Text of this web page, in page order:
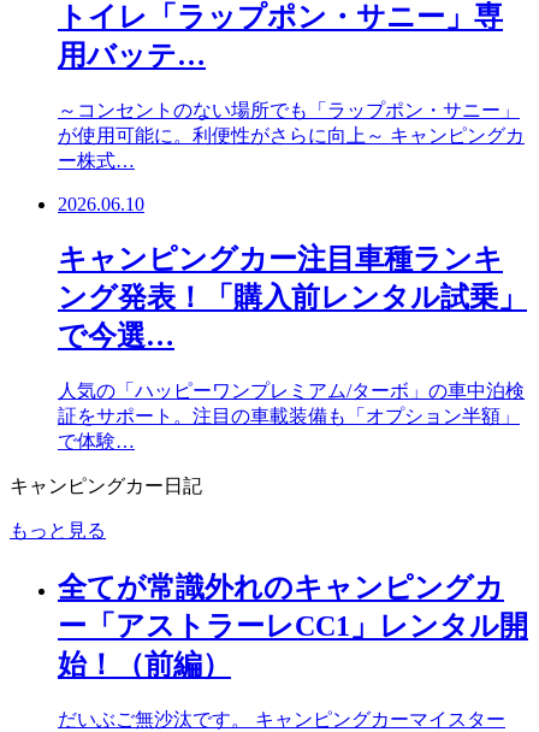
トイレ「ラップポン・サニー」専
用バッテ…
～コンセントのない場所でも「ラップポン・サニー」
が使用可能に。利便性がさらに向上～ キャンピングカ
ー株式…
2026.06.10
キャンピングカー注目車種ランキ
ング発表！「購入前レンタル試乗」
で今選…
人気の「ハッピーワンプレミアム/ターボ」の車中泊検
証をサポート。注目の車載装備も「オプション半額」
で体験…
キャンピングカー日記
もっと見る
全てが常識外れのキャンピングカ
ー「アストラーレCC1」レンタル開
始！（前編）
だいぶご無沙汰です。 キャンピングカーマイスター